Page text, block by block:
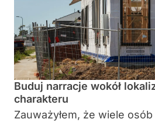
Buduj narracje wokół
charakteru
Zauważyłem, że wiele